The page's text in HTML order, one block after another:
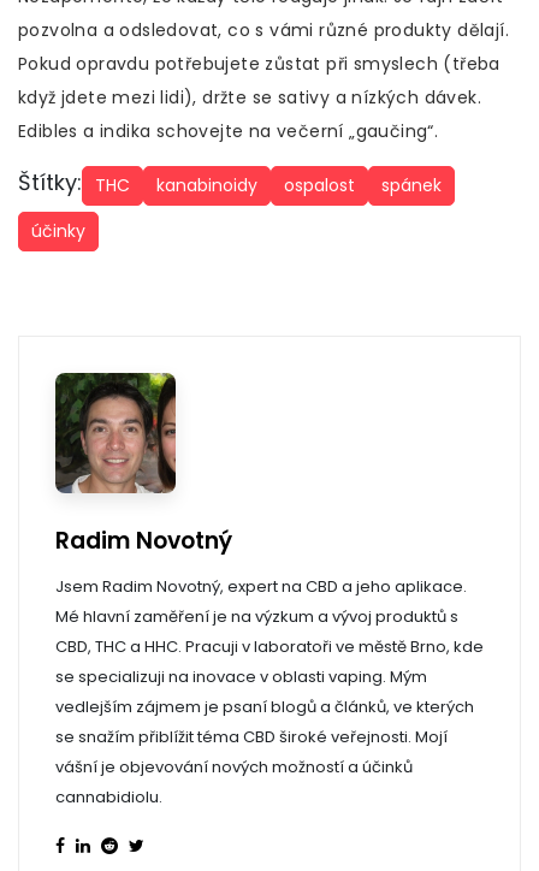
pozvolna a odsledovat, co s vámi různé produkty dělají.
Pokud opravdu potřebujete zůstat při smyslech (třeba
když jdete mezi lidi), držte se sativy a nízkých dávek.
Edibles a indika schovejte na večerní „gaučing“.
Štítky: THC kanabinoidy ospalost
spánek
účinky
Radim Novotný
Jsem Radim Novotný, expert na CBD a jeho aplikace.
Mé hlavní zaměření je na výzkum a vývoj produktů s
CBD, THC a HHC. Pracuji v laboratoři ve městě Brno, kde
se specializuji na inovace v oblasti vaping. Mým
vedlejším zájmem je psaní blogů a článků, ve kterých
se snažím přiblížit téma CBD široké veřejnosti. Mojí
vášní je objevování nových možností a účinků
cannabidiolu.